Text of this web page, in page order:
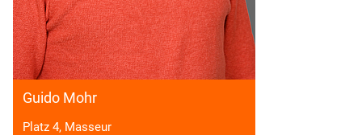
Guido Mohr
Platz 4, Masseur